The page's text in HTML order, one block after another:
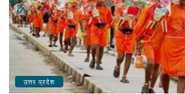
उत्तर प्रदेश